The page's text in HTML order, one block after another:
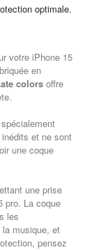
optimale.
votre iPhone 15
en
colors offre
et ne sont
une coque
une prise
pro. La coque
les
musique, et
pensez